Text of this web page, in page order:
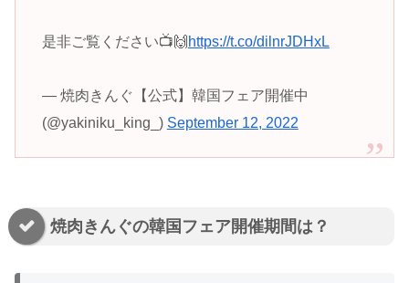
是非ご覧ください📺🙌 https://t.co/dilnrJDHxL
— 焼肉きんぐ【公式】韓国フェア開催中
(@yakiniku_king_) September 12, 2022
焼肉きんぐの韓国フェア開催期間は？